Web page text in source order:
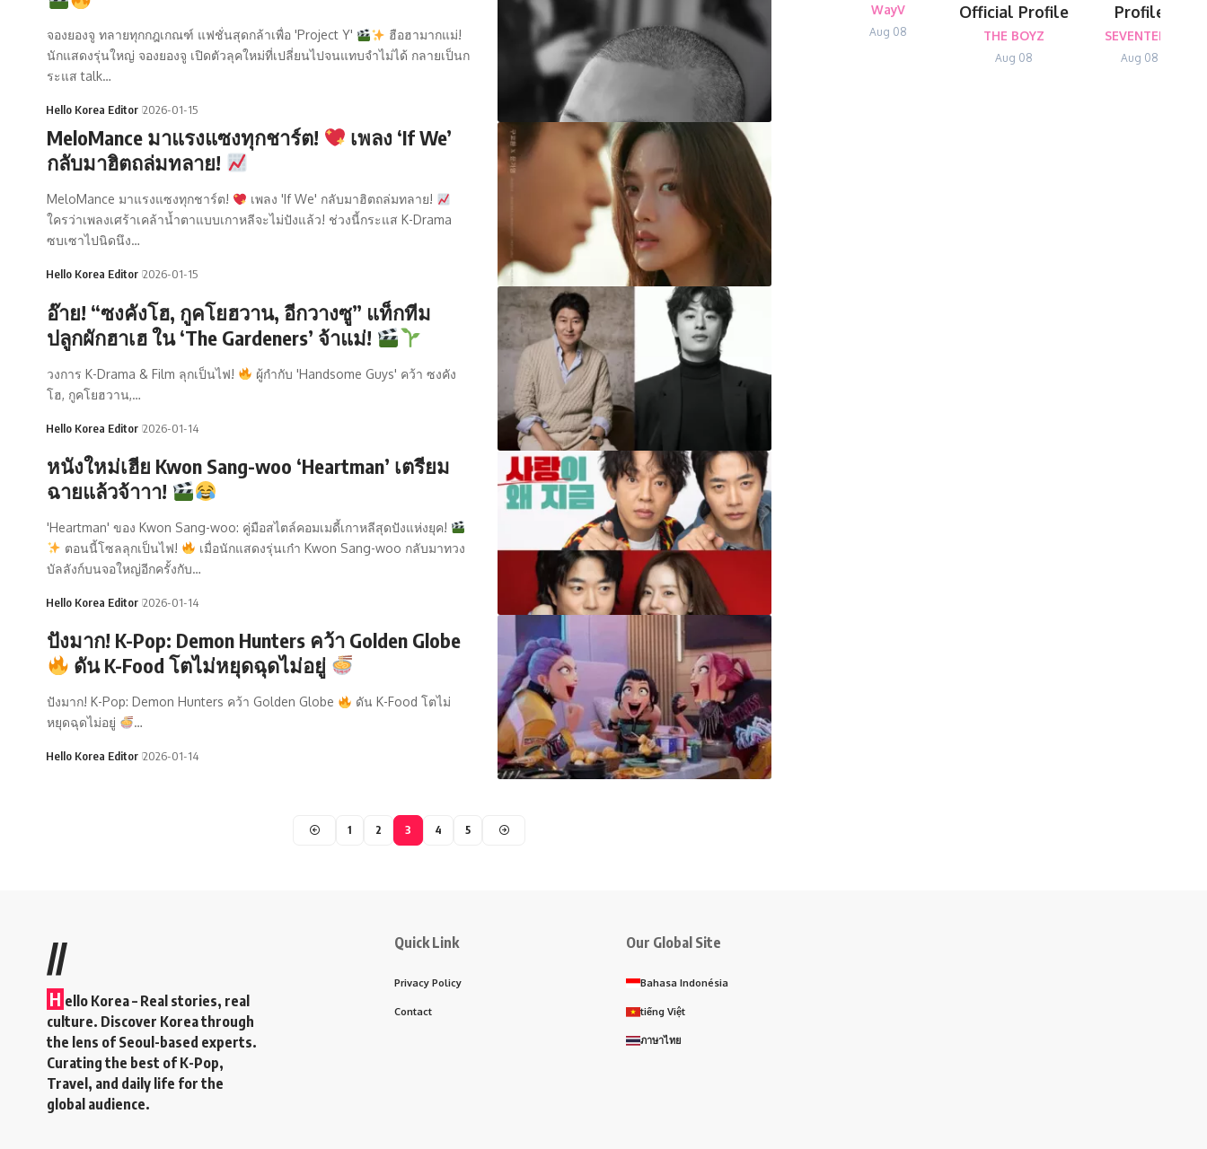
จองยองจู ทลายทุกกฎเกณฑ์ แฟชั่นสุดกล้าเพื่อ 'Project Y'
ฮือฮามากแม่!
นักแสดงรุ่นใหญ่ จองยองจู เปิดตัวลุคใหม่ที่เปลี่ยนไปจนแทบจำไม่ได้ กลายเป็นก
ระแส talk…
Hello Korea Editor 2026-01-15
MeloMance มาแรงแซงทุกชาร์ต!
เพลง ‘If We’
กลับมาฮิตถล่มทลาย!
MeloMance มาแรงแซงทุกชาร์ต!
เพลง 'If We' กลับมาฮิตถล่มทลาย!
ใครว่าเพลงเศร้าเคล้าน้ำตาแบบเกาหลีจะไม่ปังแล้ว! ช่วงนี้กระแส K-Drama
ซบเซาไปนิดนึง…
Hello Korea Editor 2026-01-15
อ๊าย! “ซงคังโฮ, กูคโยฮวาน, อีกวางซู” แท็กทีม
ปลูกผักฮาเฮ ใน ‘The Gardeners’ จ้าแม่!
วงการ K-Drama & Film ลุกเป็นไฟ!
ผู้กำกับ 'Handsome Guys' คว้า ซงคัง
โฮ, กูคโยฮวาน,…
Hello Korea Editor 2026-01-14
หนังใหม่เฮีย Kwon Sang-woo ‘Heartman’ เตรียม
ฉายแล้วจ้าาา!
'Heartman' ของ Kwon Sang-woo: คู่มือสไตล์คอมเมดี้เกาหลีสุดปังแห่งยุค!
ตอนนี้โซลลุกเป็นไฟ!
เมื่อนักแสดงรุ่นเก๋า Kwon Sang-woo กลับมาทวง
บัลลังก์บนจอใหญ่อีกครั้งกับ…
Hello Korea Editor 2026-01-14
ปังมาก! K-Pop: Demon Hunters คว้า Golden Globe
ดัน K-Food โตไม่หยุดฉุดไม่อยู่
ปังมาก! K-Pop: Demon Hunters คว้า Golden Globe
ดัน K-Food โตไม่
หยุดฉุดไม่อยู่
…
Hello Korea Editor 2026-01-14
1 2 3 4 5
WayV
Aug 08
Official Profile
THE BOYZ
Aug 08
Profile
SEVENTEEN
Aug 08
//
H ello Korea– Real stories, real
culture. Discover Korea through
the lens of Seoul-based experts.
Curating the best of K-Pop,
Travel, and daily life for the
global audience.
Quick Link
Privacy Policy
Contact
Our Global Site
Bahasa Indonésia
tiếng Việt
ภาษาไทย